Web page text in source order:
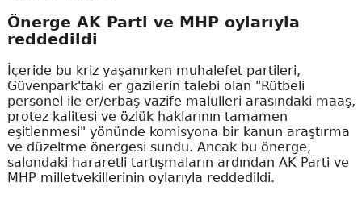
Önerge AK Parti ve MHP oylarıyla
reddedildi
İçeride bu kriz yaşanırken muhalefet partileri,
Güvenpark'taki er gazilerin talebi olan "Rütbeli
personel ile er/erbaş vazife malulleri arasındaki maaş,
protez kalitesi ve özlük haklarının tamamen
eşitlenmesi" yönünde komisyona bir kanun araştırma
ve düzeltme önergesi sundu. Ancak bu önerge,
salondaki hararetli tartışmaların ardından AK Parti ve
MHP milletvekillerinin oylarıyla reddedildi.